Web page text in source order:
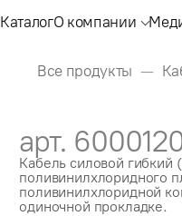
КаталогО компании
Все продукты
арт.
Кабель силовой
поливинилхлоридного
поливинилхлоридной
одиночной прокладке.